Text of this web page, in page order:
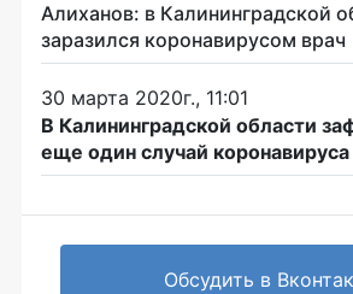
Алиханов: в Калининградской
заразился коронавирусом врач
30 марта 2020г., 11:01
В Калининградской области
еще один случай коронавируса
Обсудить в